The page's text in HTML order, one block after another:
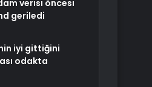
verisi öncesi
geriledi
iyi gittiğini
odakta